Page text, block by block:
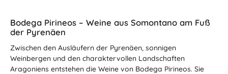
Bodega Pirineos – Weine aus Somontano am Fuß
der Pyrenäen
Zwischen den Ausläufern der Pyrenäen, sonnigen
Weinbergen und den charaktervollen Landschaften
Aragoniens entstehen die Weine von Bodega Pirineos. Sie